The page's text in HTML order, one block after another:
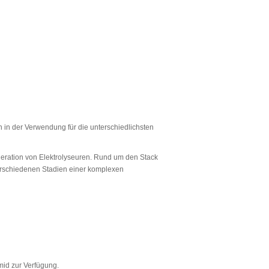
der Verwendung für die unterschiedlichsten
von Elektrolyseuren. Rund um den Stack
Stadien einer komplexen
zur Verfügung.